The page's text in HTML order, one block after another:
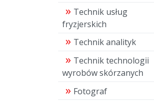
Technik usług
fryzjerskich
Technik analityk
Technik technologii
wyrobów skórzanych
Fotograf